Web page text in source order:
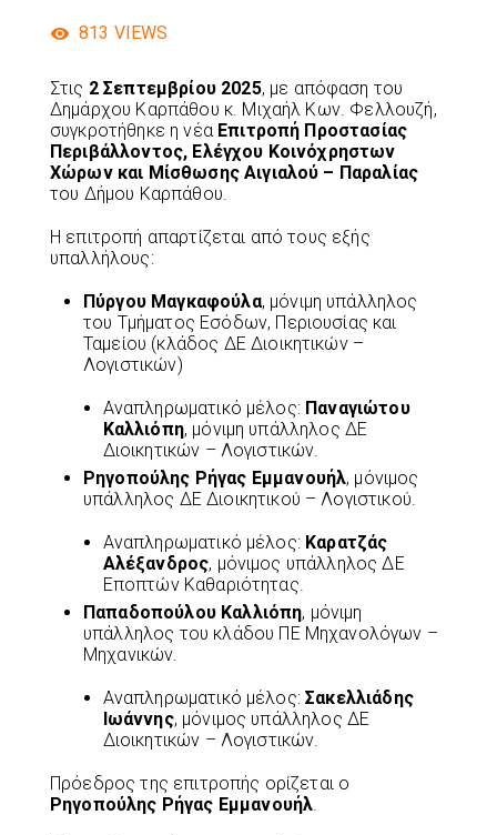
813 VIEWS
Στις 2 Σεπτεμβρίου 2025, με απόφαση του
Δημάρχου Καρπάθου κ. Μιχαήλ Κων. Φελλουζή,
συγκροτήθηκε η νέα Επιτροπή Προστασίας
Περιβάλλοντος, Ελέγχου Κοινόχρηστων
Χώρων και Μίσθωσης Αιγιαλού – Παραλίας
του Δήμου Καρπάθου.
Η επιτροπή απαρτίζεται από τους εξής
υπαλλήλους:
Πύργου Μαγκαφούλα, μόνιμη υπάλληλος
του Τμήματος Εσόδων, Περιουσίας και
Ταμείου (κλάδος ΔΕ Διοικητικών –
Λογιστικών)
Αναπληρωματικό μέλος: Παναγιώτου
Καλλιόπη, μόνιμη υπάλληλος ΔΕ
Διοικητικών – Λογιστικών.
Ρηγοπούλης Ρήγας Εμμανουήλ, μόνιμος
υπάλληλος ΔΕ Διοικητικού – Λογιστικού.
Αναπληρωματικό μέλος: Καρατζάς
Αλέξανδρος, μόνιμος υπάλληλος ΔΕ
Εποπτών Καθαριότητας.
Παπαδοπούλου Καλλιόπη, μόνιμη
υπάλληλος του κλάδου ΠΕ Μηχανολόγων –
Μηχανικών.
Αναπληρωματικό μέλος:Σακελλιάδης
Ιωάννης, μόνιμος υπάλληλος ΔΕ
Διοικητικών – Λογιστικών.
Πρόεδρος της επιτροπής ορίζεται ο
Ρηγοπούλης Ρήγας Εμμανουήλ